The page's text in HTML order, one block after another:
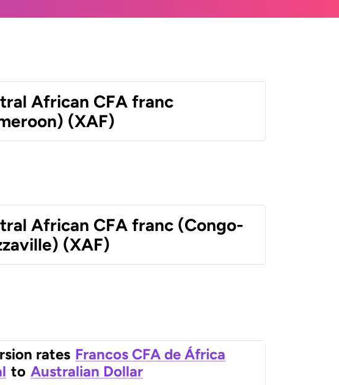
African CFA franc
(XAF)
African CFA franc (Congo-
(XAF)
rates Francos CFA de África
to Australian Dollar